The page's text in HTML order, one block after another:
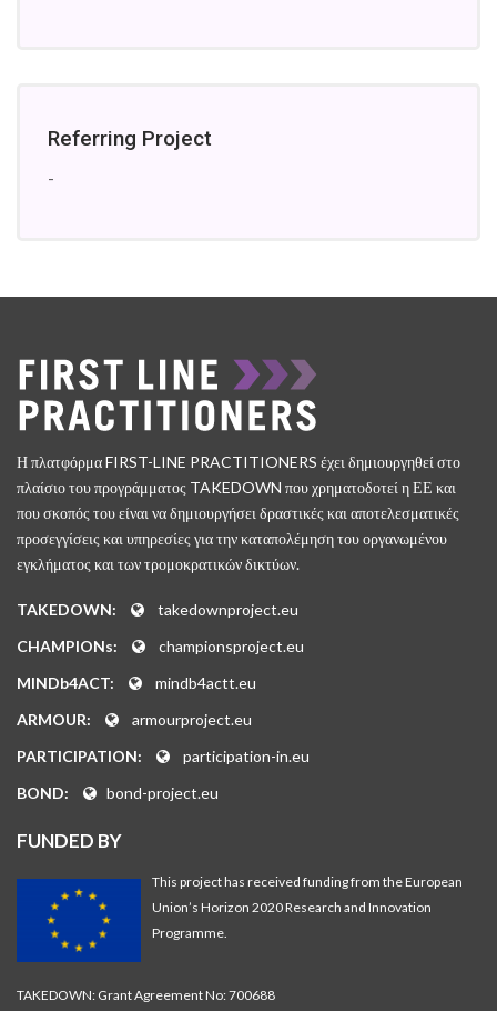
Referring Project
-
Η πλατφόρμα FIRST-LINE PRACTITIONERS έχει δημιουργηθεί στο
πλαίσιο του προγράμματος TAKEDOWN που χρηματοδοτεί η ΕΕ και
που σκοπός του είναι να δημιουργήσει δραστικές και αποτελεσματικές
προσεγγίσεις και υπηρεσίες για την καταπολέμηση του οργανωμένου
εγκλήματος και των τρομοκρατικών δικτύων.
TAKEDOWN:
takedownproject.eu
CHAMPIONs:
championsproject.eu
MINDb4ACT:
mindb4actt.eu
ARMOUR:
armourproject.eu
PARTICIPATION:
participation-in.eu
BOND:
bond-project.eu
FUNDED BY
This project has received funding from the European
Union’s Horizon 2020 Research and Innovation
Programme.
TAKEDOWN: Grant Agreement No: 700688